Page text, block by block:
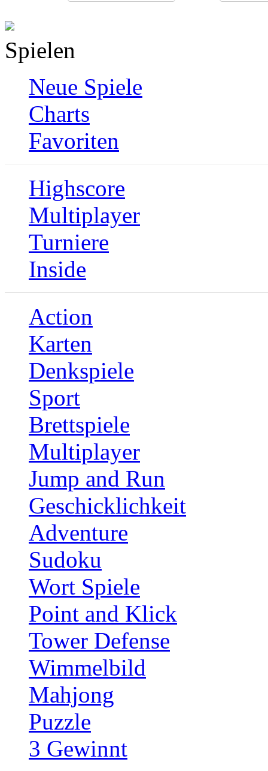
Spielen
Neue Spiele
Charts
Favoriten
Highscore
Multiplayer
Turniere
Inside
Action
Karten
Denkspiele
Sport
Brettspiele
Multiplayer
Jump and Run
Geschicklichkeit
Adventure
Sudoku
Wort Spiele
Point and Klick
Tower Defense
Wimmelbild
Mahjong
Puzzle
3 Gewinnt